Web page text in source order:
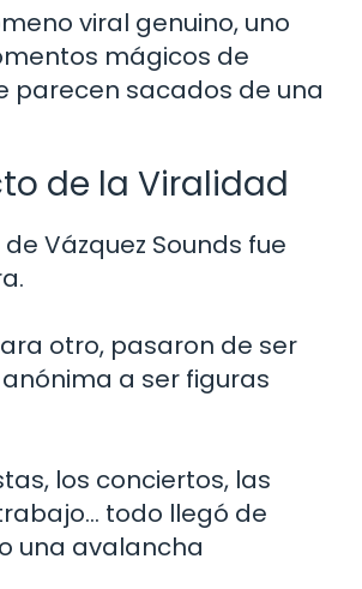
viral genuino, uno
mágicos de
parecen sacados de una
de la Viralidad
Vázquez Sounds fue
otro, pasaron de ser
a ser figuras
los conciertos, las
todo llegó de
una avalancha